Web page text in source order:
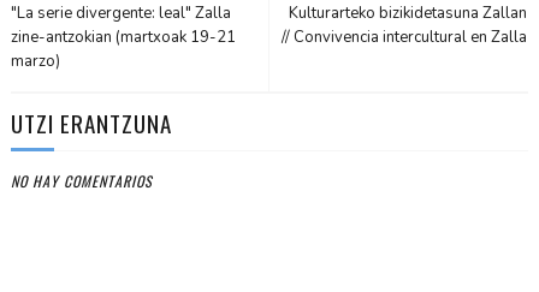
Kulturarteko bizikidetasuna Zallan
// Convivencia intercultural en Zalla
"La serie divergente: leal" Zalla
zine-antzokian (martxoak 19-21
marzo)
UTZI ERANTZUNA
NO HAY COMENTARIOS